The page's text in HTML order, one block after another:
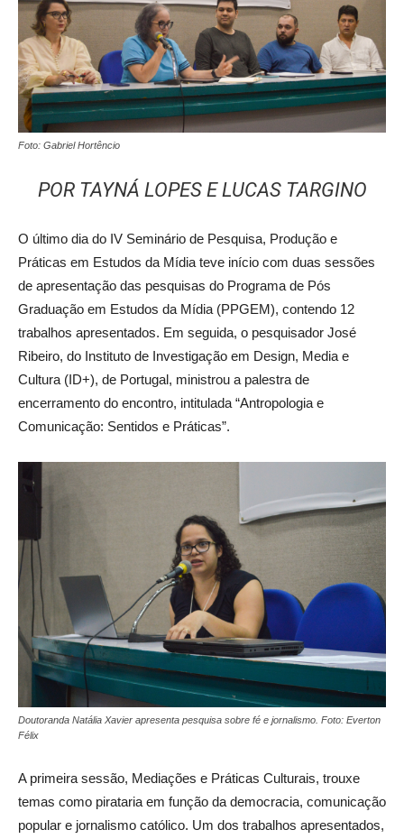
Foto: Gabriel Hortêncio
POR TAYNÁ LOPES E LUCAS TARGINO
O último dia do IV Seminário de Pesquisa, Produção e
Práticas em Estudos da Mídia teve início com duas sessões
de apresentação das pesquisas do Programa de Pós
Graduação em Estudos da Mídia (PPGEM), contendo 12
trabalhos apresentados. Em seguida, o pesquisador José
Ribeiro, do Instituto de Investigação em Design, Media e
Cultura (ID+), de Portugal, ministrou a palestra de
encerramento do encontro, intitulada “Antropologia e
Comunicação: Sentidos e Práticas”.
Doutoranda Natália Xavier apresenta pesquisa sobre fé e jornalismo. Foto: Everton
Félix
A primeira sessão, Mediações e Práticas Culturais, trouxe
temas como pirataria em função da democracia, comunicação
popular e jornalismo católico. Um dos trabalhos apresentados,